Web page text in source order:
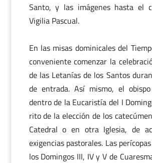
Santo, y las imágenes hasta el
Vigilia Pascual.
En las misas dominicales del
conveniente comenzar la
de las Letanías de los Santos
de entrada. Así mismo, el
dentro de la Eucaristía del I
rito de la elección de los
Catedral o en otra Iglesia, de
exigencias pastorales. Las
los Domingos III, IV y V de